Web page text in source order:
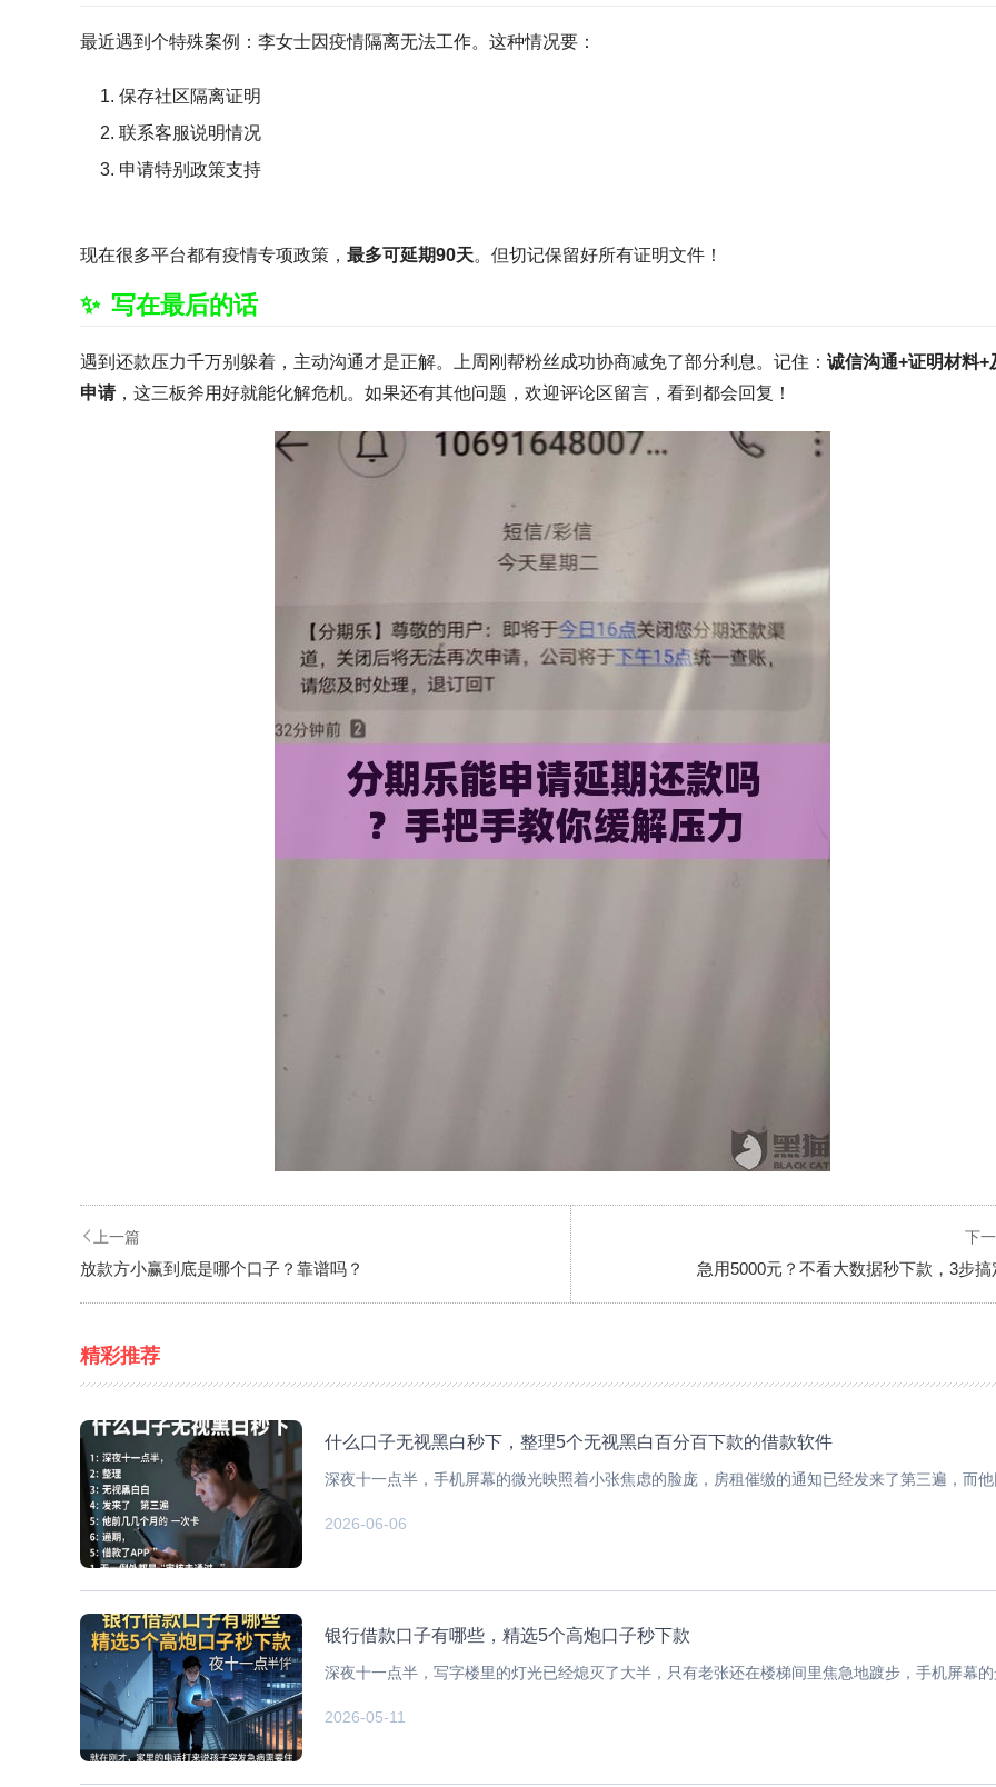
最近遇到个特殊案例：李女士因疫情隔离无法工作。这种情况要：
保存社区隔离证明
联系客服说明情况
申请特别政策支持
现在很多平台都有疫情专项政策， 最多可延期90天。但切记保留好所有证明文件！
写在最后的话
遇到还款压力千万别躲着，主动沟通才是正解。上周刚帮粉丝成功协商减免了部分利息。记住： 诚信沟通+证明材料+
申请，这三板斧用好就能化解危机。如果还有其他问题，欢迎评论区留言，看到都会回复！
上一篇
放款方小赢到底是哪个口子？靠谱吗？
下
急用5000元？不看大数据秒下款，3步搞
精彩推荐
什么口子无视黑白秒下，整理5个无视黑白百分百下款的借款软件
深夜十一点半，手机屏幕的微光映照着小张焦虑的脸庞，房租催缴的通知已经发来了第三遍，而
2026-06-06
银行借款口子有哪些，精选5个高炮口子秒下款
深夜十一点半，写字楼里的灯光已经熄灭了大半，只有老张还在楼梯间里焦急地踱步，手机屏幕
2026-05-11